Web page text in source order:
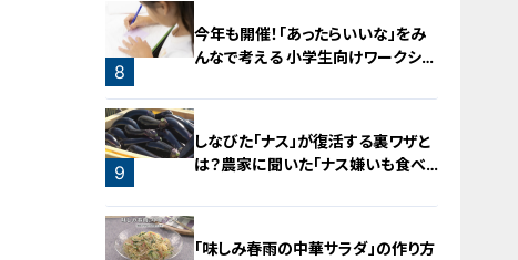
7
8
今年も開催！「あったらいいな」をみ
んなで考える 小学生向けワークショ
9
しなびた「ナス」が復活する裏ワザと
は？農家に聞いた「ナス嫌いも食べ
「味しみ春雨の中華サラダ」の作り方